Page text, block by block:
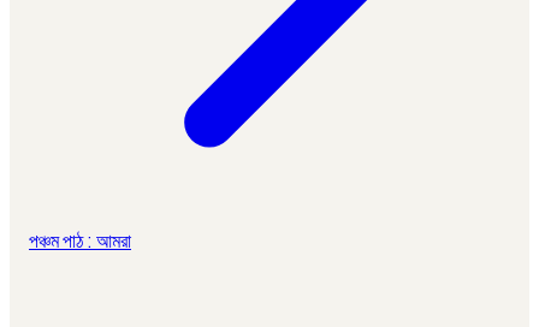
পঞ্চম পাঠ : আমরা